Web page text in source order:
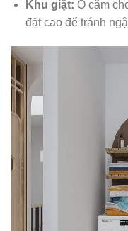
Khu giặt: Ổ cắm
đặt cao để tránh